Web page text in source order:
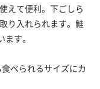
えて便利。下ごしら
り入れられます。鮭
ます。
べられるサイズにカ